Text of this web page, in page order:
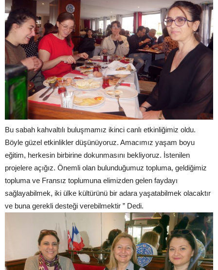
Bu sabah kahvaltılı buluşmamız ikinci canlı etkinliğimiz oldu.
Böyle güzel etkinlikler düşünüyoruz. Amacımız yaşam boyu
eğitim, herkesin birbirine dokunmasını bekliyoruz. İstenilen
projelere açığız. Önemli olan bulunduğumuz topluma, geldiğimiz
topluma ve Fransız toplumuna elimizden gelen faydayı
sağlayabilmek, iki ülke kültürünü bir adara yaşatabilmek olacaktır
ve buna gerekli desteği verebilmektir ” Dedi.